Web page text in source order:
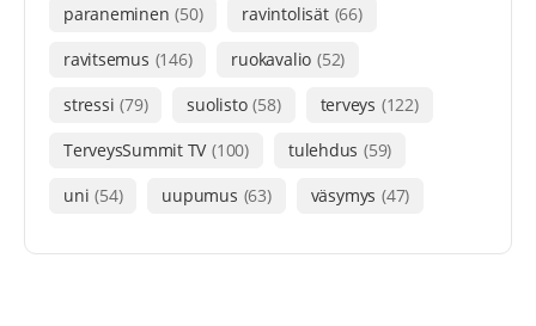
paraneminen (50) ravintolisät (66)
ravitsemus (146) ruokavalio (52)
stressi (79) suolisto (58) terveys (122)
TerveysSummit TV (100) tulehdus (59)
uni (54) uupumus (63) väsymys (47)